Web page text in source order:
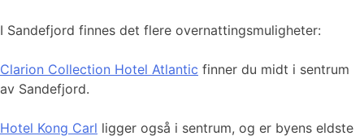
I Sandefjord finnes det flere overnattingsmuligheter:
Clarion Collection Hotel Atlantic finner du midt i sentrum
av Sandefjord.
Hotel Kong Carl ligger også i sentrum, og er byens eldste